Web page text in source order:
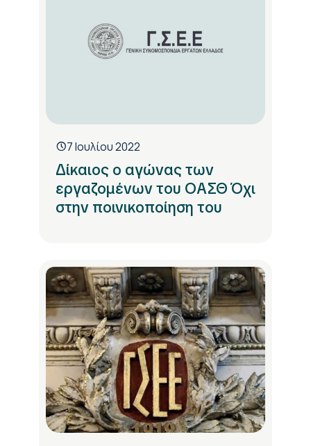
7 Ιουλίου 2022
Δίκαιος ο αγώνας των
εργαζομένων του ΟΑΣΘ Όχι
στην ποινικοποίηση του